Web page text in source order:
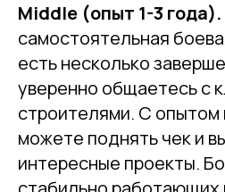
Middle (опыт 1-3 года).
самостоятельная
есть несколько
уверенно общаетесь с
строителями. С опытом
можете поднять чек и
интересные проекты.